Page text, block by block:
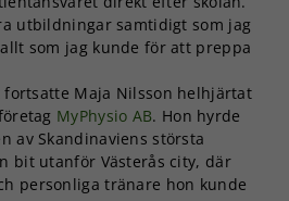
utbildningar samtidigt som jag
som jag kunde för att preppa
Maja Nilsson helhjärtat
MyPhysio AB. Hon hyrde
av Skandinaviens största
bit utanför Västerås city, där
personliga tränare hon kunde